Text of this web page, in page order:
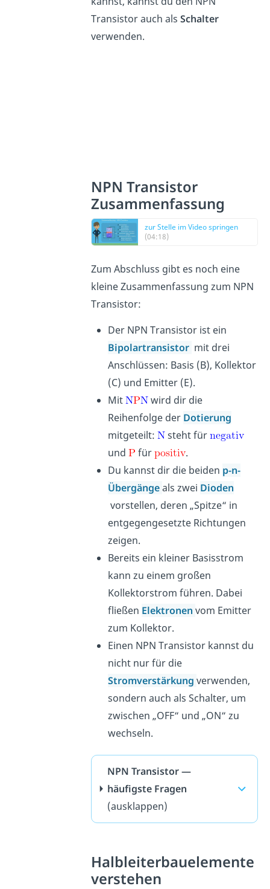
Transistor auch als Schalter
verwenden.
NPN Transistor
Zusammenfassung
zur Stelle im Video springen
(04:18)
Zum Abschluss gibt es noch eine
kleine Zusammenfassung zum NPN
Transistor:
Der NPN Transistor ist ein
Bipolartransistor mit drei
Anschlüssen: Basis (B), Kollektor
(C) und Emitter (E).
Mit
wird dir die
Reihenfolge der Dotierung
mitgeteilt:
steht für
und
für
.
Du kannst dir die beiden p-n-
Übergängeals zwei Dioden
vorstellen, deren „Spitze“ in
entgegengesetzte Richtungen
zeigen.
Bereits ein kleiner Basisstrom
kann zu einem großen
Kollektorstrom führen. Dabei
fließen Elektronen vom Emitter
zum Kollektor.
Einen NPN Transistor kannst du
nicht nur für die
Stromverstärkung verwenden,
sondern auch als Schalter, um
zwischen „OFF“ und „ON“ zu
wechseln.
NPN Transistor —
häufigste Fragen
(ausklappen)
Halbleiterbauelemente
verstehen